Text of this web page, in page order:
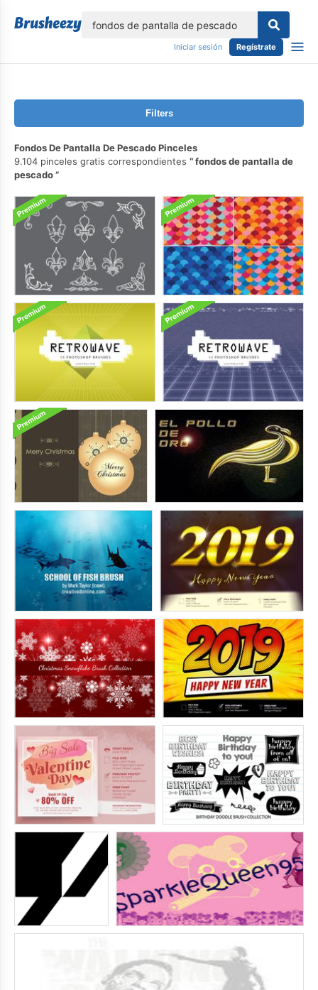
Iniciar sesión Regístrate
Filters
Fondos De Pantalla De Pescado Pinceles
9.104 pinceles gratis correspondientes
fondos de pantalla de
pescado